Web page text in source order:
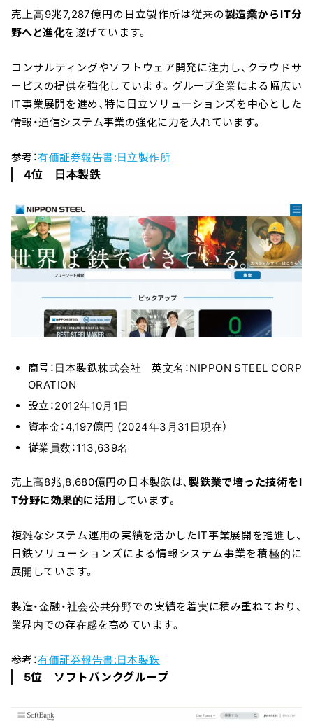
売上高9兆7,287億円の日立製作所は従来の製造業からIT分
野へと進化を遂げています。
コンサルティングやソフトウェア開発に注力し、クラウドサ
ービスの提供を強化しています。グループ企業による幅広い
IT事業展開を進め、特に日立ソリューションズを中心とした
情報・通信システム事業の強化に力を入れています。
参考：有価証券報告書:日立製作所
4位 日本製鉄
商号：日本製鉄株式会社 英文名：NIPPON STEEL CORP
ORATION
設立：2012年10月1日
資本金：4,197億円 (2024年3月31日現在）
従業員数：113,639名
売上高8兆,8,680億円の日本製鉄は、製鉄業で培った技術をI
T分野に効果的に活用 しています。
複雑なシステム運用の実績を活かしたIT事業展開を推進し、
日鉄ソリューションズによる情報システム事業を積極的に
展開しています。
製造・金融・社会公共分野での実績を着実に積み重ねており、
業界内での存在感を高めています。
参考：有価証券報告書:日本製鉄
5位 ソフトバンクグループ